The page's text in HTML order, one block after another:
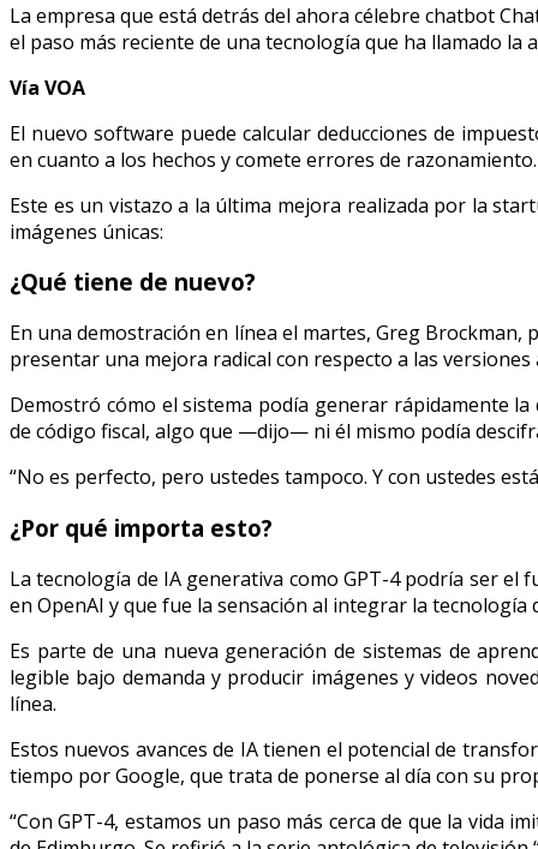
La empresa que está detrás del ahora célebre chatbot
el paso más reciente de una tecnología que ha llamado la
Vía VOA
El nuevo software puede calcular deducciones de
en cuanto a los hechos y comete errores de razonamiento.
Este es un vistazo a la última mejora realizada por la
imágenes únicas:
¿Qué tiene de nuevo?
En una demostración en línea el martes, Greg Brockman,
presentar una mejora radical con respecto a las
Demostró cómo el sistema podía generar rápidamente
de código fiscal, algo que —dijo— ni él mismo podía
“No es perfecto, pero ustedes tampoco. Y con ustedes
¿Por qué importa esto?
La tecnología de IA generativa como GPT-4 podría ser
en OpenAI y que fue la sensación al integrar la
Es parte de una nueva generación de sistemas de
legible bajo demanda y producir imágenes y videos
línea.
Estos nuevos avances de IA tienen el potencial de
tiempo por Google, que trata de ponerse al día con su
“Con GPT-4, estamos un paso más cerca de que la vida